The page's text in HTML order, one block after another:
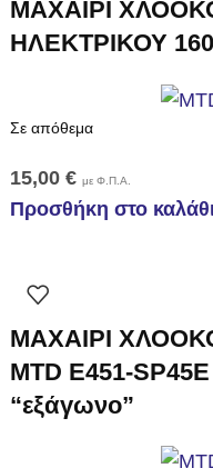
ΜΑΧΑΙΡΙ
ΗΛΕΚΤΡΙΚΟΥ
Σε απόθεμα
15,00€ με Φ.Π.Α.
Προσθήκη στο καλάθι
ΜΑΧΑΙΡΙ
MTD E451-
“εξάγωνο”